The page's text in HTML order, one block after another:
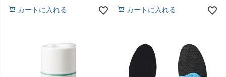
カートに入れる カートに入れる